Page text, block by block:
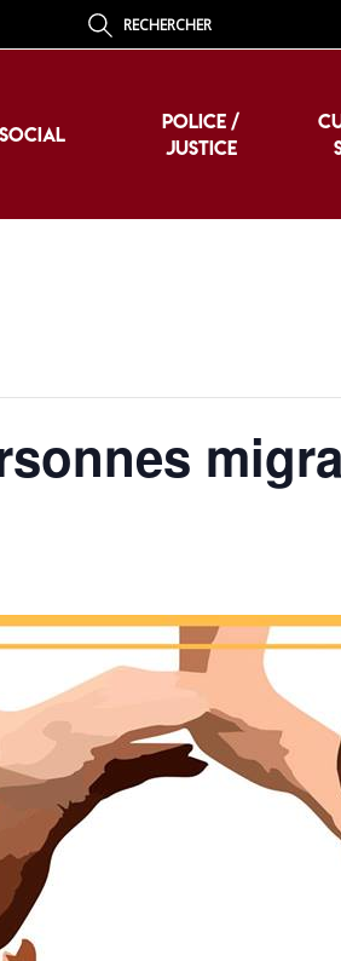
RECHERCHER
SOCIAL
POLICE /
JUSTICE
POLICE /
JUSTICE